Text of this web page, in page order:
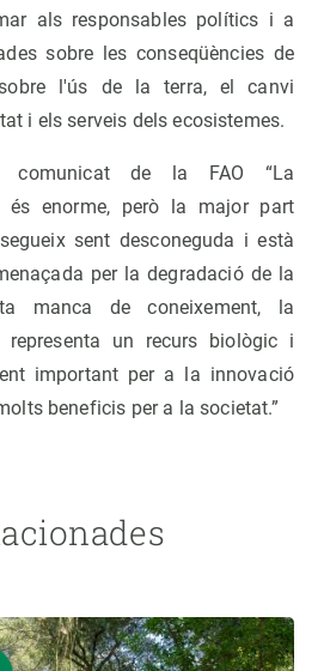
als responsables polítics i a
sobre les conseqüències de
l'ús de la terra, el canvi
i els serveis dels ecosistemes.
comunicat de la FAO “La
és enorme, però la major part
sent desconeguda i està
per la degradació de la
manca de coneixement, la
un recurs biològic i
important per a la innovació
beneficis per a la societat.”